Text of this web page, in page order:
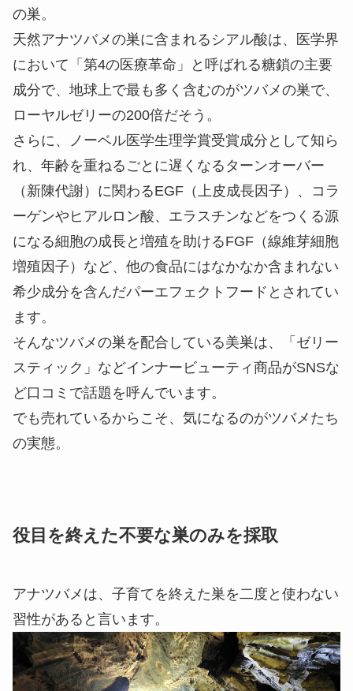
の巣。
天然アナツバメの巣に含まれるシアル酸は、医学界
において「第4の医療革命」と呼ばれる糖鎖の主要
成分で、地球上で最も多く含むのがツバメの巣で、
ローヤルゼリーの200倍だそう。
さらに、ノーベル医学生理学賞受賞成分として知ら
れ、年齢を重ねるごとに遅くなるターンオーバー
（新陳代謝）に関わるEGF（上皮成長因子）、コラ
ーゲンやヒアルロン酸、エラスチンなどをつくる源
になる細胞の成長と増殖を助けるFGF（線維芽細胞
増殖因子）など、他の食品にはなかなか含まれない
希少成分を含んだパーエフェクトフードとされてい
ます。
そんなツバメの巣を配合している美巣は、「ゼリー
スティック」などインナービューティ商品がSNSな
ど口コミで話題を呼んでいます。
でも売れているからこそ、気になるのがツバメたち
の実態。
役目を終えた不要な巣のみを採取
アナツバメは、子育てを終えた巣を二度と使わない
習性があると言います。